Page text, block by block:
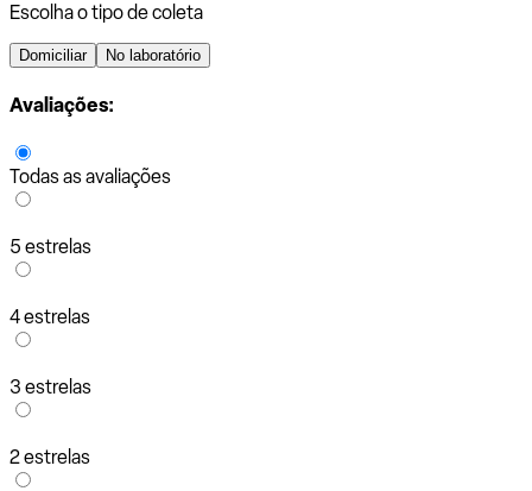
Escolha o tipo de coleta
Domiciliar No laboratório
Avaliações:
Todas as avaliações
5 estrelas
4 estrelas
3 estrelas
2 estrelas